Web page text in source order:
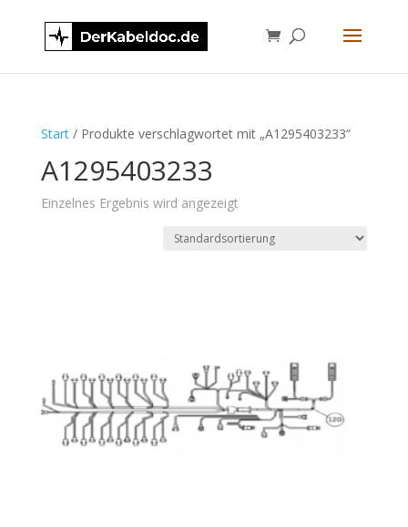
Start/ Produkte verschlagwortet mit „A1295403233“
A1295403233
Einzelnes Ergebnis wird angezeigt